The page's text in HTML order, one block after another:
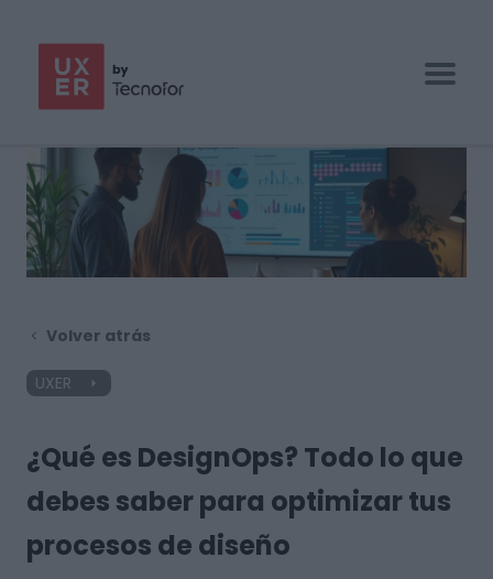
ESPECIALIZACIONES
EMPRESAS
Volver atrás
UXER
¿Qué es DesignOps? Todo lo que
debes saber para optimizar tus
procesos de diseño